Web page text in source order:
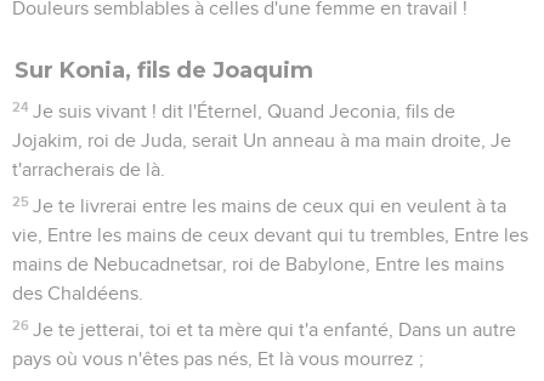
Douleurs semblables à celles d'une femme en travail !
Sur Konia, fils de Joaquim
24 Je suis vivant ! dit l'Éternel, Quand Jeconia, fils de
Jojakim, roi de Juda, serait Un anneau à ma main droite, Je
t'arracherais de là.
25 Je te livrerai entre les mains de ceux qui en veulent à ta
vie, Entre les mains de ceux devant qui tu trembles, Entre les
mains de Nebucadnetsar, roi de Babylone, Entre les mains
des Chaldéens.
26 Je te jetterai, toi et ta mère qui t'a enfanté, Dans un autre
pays où vous n'êtes pas nés, Et là vous mourrez ;